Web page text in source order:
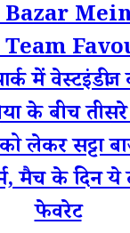
में
के बीच
लेकर सट्टा
मैच के दिन ये
फेवरेट